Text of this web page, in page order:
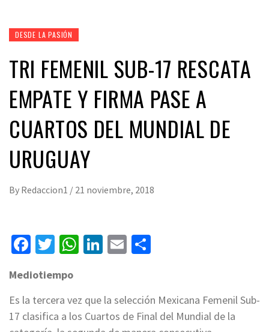
DESDE LA PASIÓN
TRI FEMENIL SUB-17 RESCATA
EMPATE Y FIRMA PASE A
CUARTOS DEL MUNDIAL DE
URUGUAY
By Redaccion1 / 21 noviembre, 2018
Facebook
Twitter
WhatsApp
LinkedIn
Email
Mediotiempo
Es la tercera vez que la selección Mexicana Femenil Sub-
17 clasifica a los Cuartos de Final del Mundial de la